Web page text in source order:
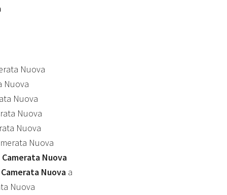
Nuova
Nuova
Nuova
Nuova
Nuova
Nuova
Nuova
Nuova a
Nuova